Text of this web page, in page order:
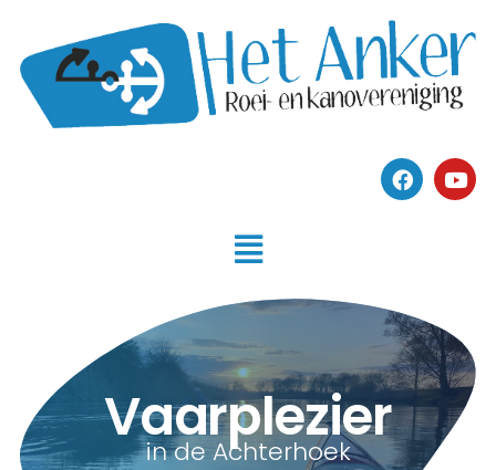
Vaarplezier
in de Achterhoek